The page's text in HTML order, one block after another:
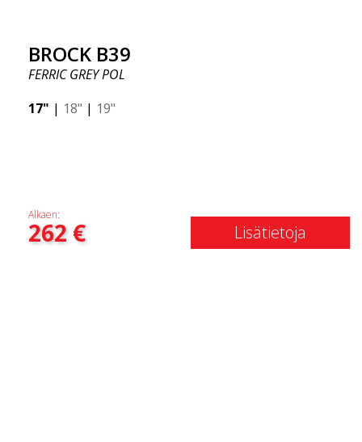
BROCK B39
FERRIC GREY POL
17" | 18" | 19"
Alkaen:
262€ Lisätietoja